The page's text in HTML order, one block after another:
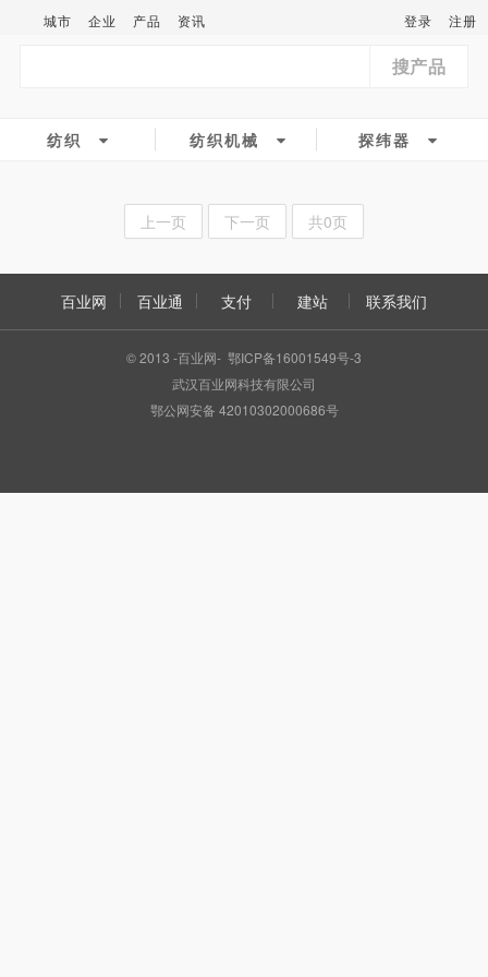
城市 企业 产品 资讯 登录 注册
搜产品
纺织 纺织机械 探纬器
上一页 下一页 共0页
百业网 百业通 支付 建站 联系我们
© 2013 -百业网- 鄂ICP备16001549号-3
武汉百业网科技有限公司
鄂公网安备 42010302000686号